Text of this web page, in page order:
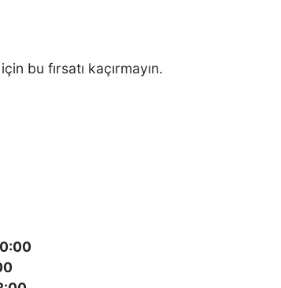
bu fırsatı kaçırmayın.